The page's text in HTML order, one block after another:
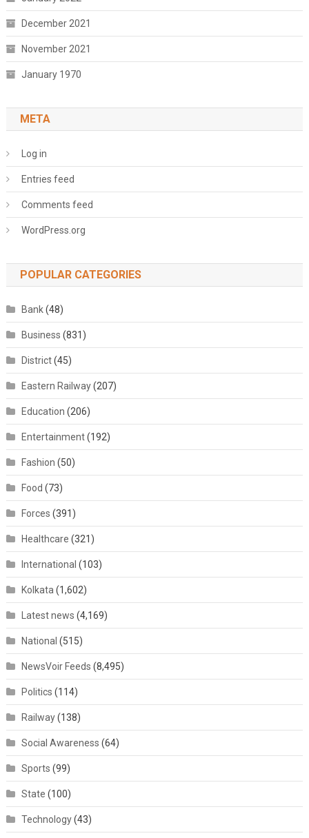
December 2021
November 2021
January 1970
META
Log in
Entries feed
Comments feed
WordPress.org
POPULAR CATEGORIES
Bank(48)
Business (831)
District(45)
Eastern Railway(207)
Education (206)
Entertainment(192)
Fashion (50)
Food (73)
Forces (391)
Healthcare (321)
International (103)
Kolkata (1,602)
Latest news (4,169)
National (515)
NewsVoir Feeds (8,495)
Politics (114)
Railway(138)
Social Awareness (64)
Sports (99)
State (100)
Technology(43)